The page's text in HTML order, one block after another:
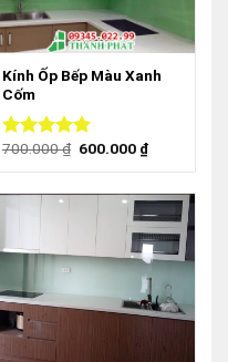
Kính Ốp Bếp Màu Xanh
Cốm
Được xếp
700.000₫ 600.000 ₫